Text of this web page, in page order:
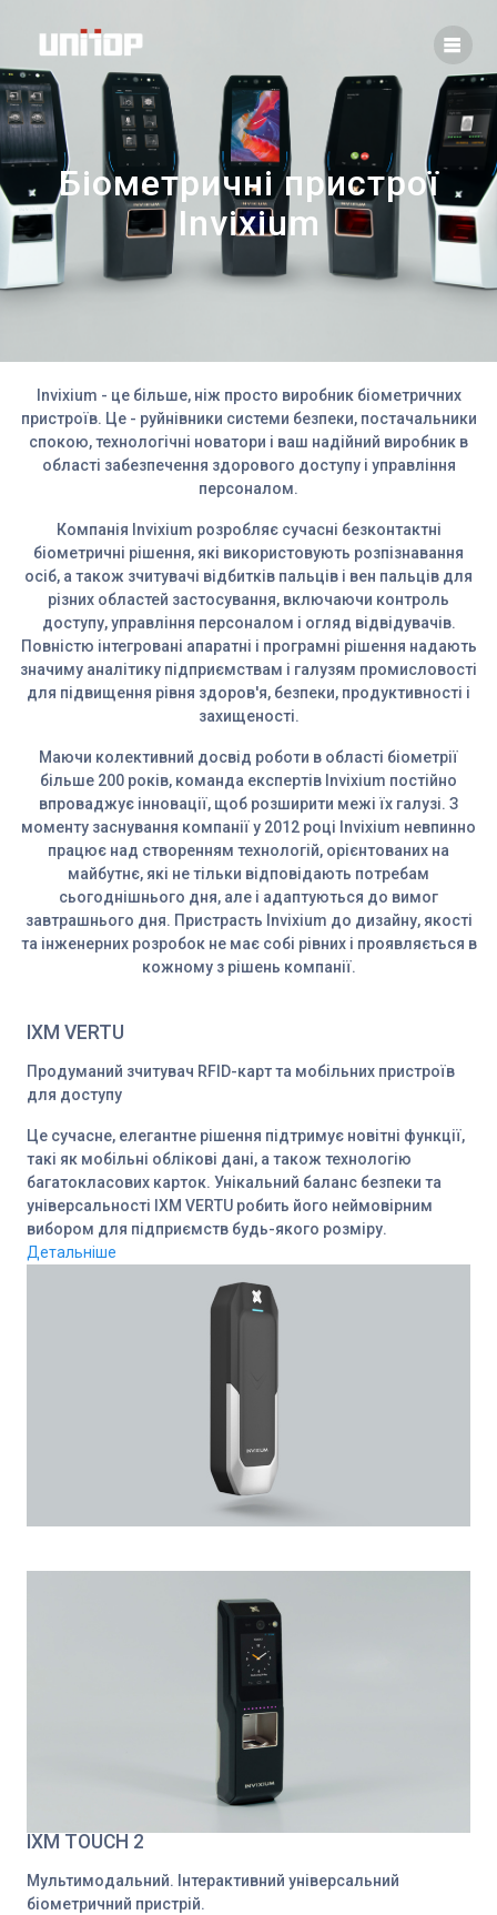
Біометричні пристрої
Invixium
Invixium - це більше, ніж просто виробник біометричних
пристроїв. Це - руйнівники системи безпеки, постачальники
спокою, технологічні новатори і ваш надійний виробник в
області забезпечення здорового доступу і управління
персоналом.
Компанія Invixium розробляє сучасні безконтактні
біометричні рішення, які використовують розпізнавання
осіб, а також зчитувачі відбитків пальців і вен пальців для
різних областей застосування, включаючи контроль
доступу, управління персоналом і огляд відвідувачів.
Повністю інтегровані апаратні і програмні рішення надають
значиму аналітику підприємствам і галузям промисловості
для підвищення рівня здоров'я, безпеки, продуктивності і
захищеності.
Маючи колективний досвід роботи в області біометрії
більше 200 років, команда експертів Invixium постійно
впроваджує інновації, щоб розширити межі їх галузі. З
моменту заснування компанії у 2012 році Invixium невпинно
працює над створенням технологій, орієнтованих на
майбутнє, які не тільки відповідають потребам
сьогоднішнього дня, але і адаптуються до вимог
завтрашнього дня. Пристрасть Invixium до дизайну, якості
та інженерних розробок не має собі рівних і проявляється в
кожному з рішень компанії.
IXM VERTU
Продуманий зчитувач RFID-карт та мобільних пристроїв
для доступу
Це сучасне, елегантне рішення підтримує новітні функції,
такі як мобільні облікові дані, а також технологію
багатокласових карток. Унікальний баланс безпеки та
універсальності IXM VERTU робить його неймовірним
вибором для підприємств будь-якого розміру.
Детальніше
IXM TOUCH 2
Мультимодальний. Інтерактивний універсальний
біометричний пристрій.